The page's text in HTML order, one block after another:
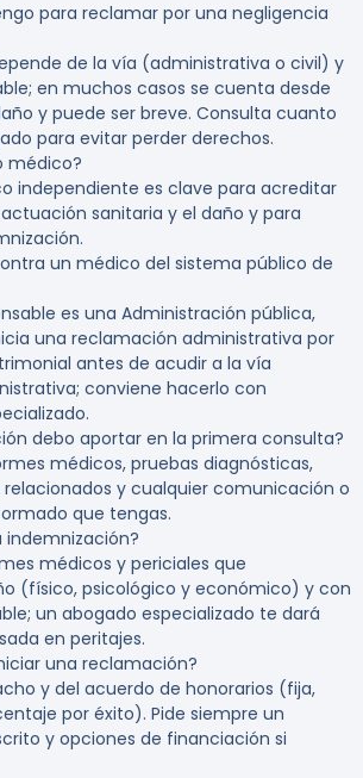
para reclamar por una negligencia
de la vía (administrativa o civil) y
en muchos casos se cuenta desde
y puede ser breve. Consulta cuanto
para evitar perder derechos.
médico?
independiente es clave para acreditar
sanitaria y el daño y para
un médico del sistema público de
es una Administración pública,
una reclamación administrativa por
antes de acudir a la vía
conviene hacerlo con
debo aportar en la primera consulta?
médicos, pruebas diagnósticas,
y cualquier comunicación o
que tengas.
indemnización?
médicos y periciales que
(físico, psicológico y económico) y con
un abogado especializado te dará
en peritajes.
una reclamación?
y del acuerdo de honorarios (fija,
por éxito). Pide siempre un
y opciones de financiación si